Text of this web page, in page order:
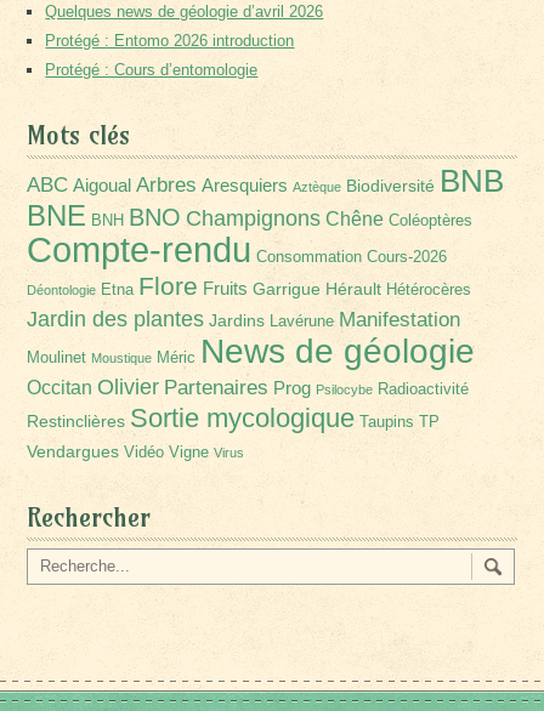
Quelques news de géologie d’avril 2026
Protégé : Entomo 2026 introduction
Protégé : Cours d’entomologie
Mots clés
ABC Aigoual Arbres Aresquiers Aztèque Biodiversité BNB
BNE BNH BNO Champignons Chêne Coléoptères
Compte-rendu Consommation Cours-2026
Déontologie Etna Flore Fruits Garrigue Hérault Hétérocères
Jardin des plantes Jardins Lavérune Manifestation
Moulinet Moustique Méric News de géologie
Occitan Olivier Partenaires Prog Psilocybe Radioactivité
Restinclières Sortie mycologique Taupins TP
Vendargues Vidéo Vigne Virus
Rechercher